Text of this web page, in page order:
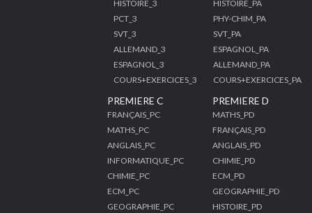
HISTOIRE_3
PCT_3
SVT_3
ALLEMAND_3
ESPAGNOL_3
COURS+EXERCICES_3
HISTOIRE_PA
PHY-CHIM_PA
SVT_PA
ESPAGNOL_PA
ALLEMAND_PA
COURS+EXERCICES_PA
PREMIERE C
FRANÇAIS_PC
MATHS_PC
ANGLAIS_PC
INFORMATIQUE_PC
CHIMIE_PC
ECM_PC
GEOGRAPHIE_PC
PREMIERE D
MATHS_PD
FRANÇAIS_PD
ANGLAIS_PD
CHIMIE_PD
ECM_PD
GEOGRAPHIE_PD
HISTOIRE_PD